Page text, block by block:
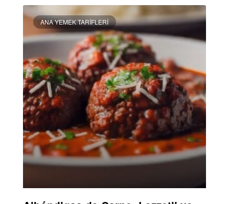
ANA YEMEK TARIFLERI